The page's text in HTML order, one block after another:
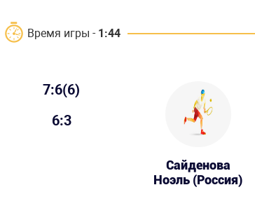
Время игры - 1:44
7:6(6)
6:3
Сайденова
Ноэль (Россия)